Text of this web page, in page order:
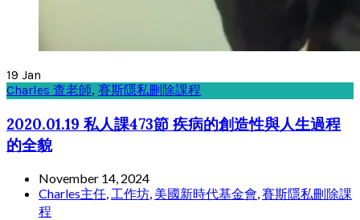
19 Jan
Charles 查老師, 賽斯隱私刪除課程
2020.01.19 私人課473節 疾病的創造性與人生過程
的全貌
November 14, 2024
Charles主任, 工作坊, 美國新時代基金會,賽斯隱私刪除課
程